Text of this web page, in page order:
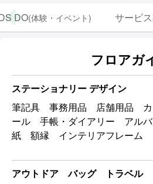
DO(体験・イベント) サービ
フロアガ
ステーショナリー デザイン
筆記具 事務用品 店舗用品 カ
ール 手帳・ダイアリー アル
紙 額縁 インテリアフレーム
アウトドア バッグ トラベル